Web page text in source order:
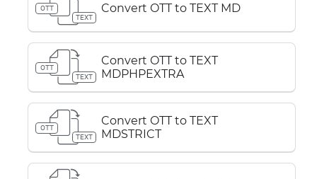
OTT
TEXT
Convert OTT to TEXT MD
OTT
TEXT
Convert OTT to TEXT
MDPHPEXTRA
OTT
TEXT
Convert OTT to TEXT
MDSTRICT